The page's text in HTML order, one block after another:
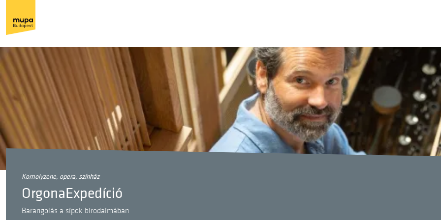
komolyzene, opera, színház
OrgonaExpedíció
Barangolás a sípok birodalmában